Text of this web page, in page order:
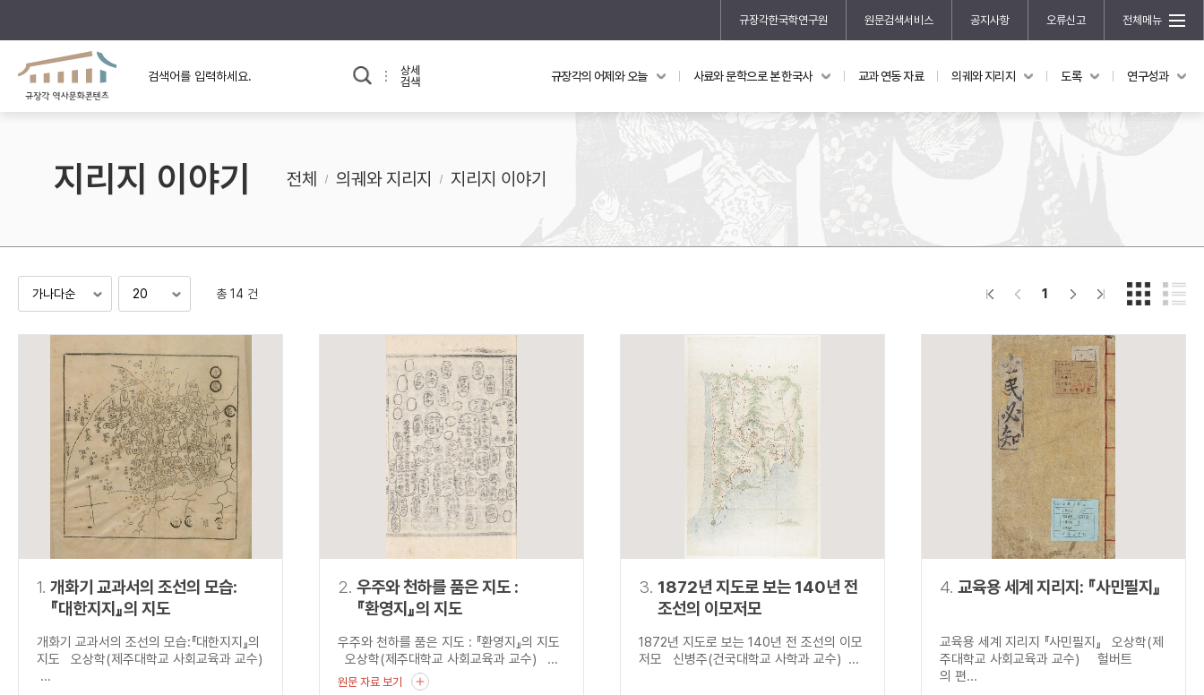
규장각한국학연구원 원문검색서비스 공지사항 오류신고 전체메뉴
규장각의 어제와 오늘
규장각 소개영상
사료와 문학으로 본
고대
고려
조선 후기
교과 연동 자료 의궤와 지리지 도록 연구성과
신진학자 초청 연구교류 사업
규장각-산기 연구비 지원 사업
기획연구
홍재 한국학 펠로십 프로그램
상세
검색
검색 연산자 사용안내
연산자 설명
AND 정조 AND 정약용
“정조”와 “정약용”이 동시에 포함된 자료를 검
OR 정조 OR 정약용 “정조” 또는 “정약용”이 포함된 자료를 검색
NOT 정조 NOT 정약용
“정조”가 나온 후 “정약용”이 나오지 않는 자
동시에 여러 개의 연산자를 사용할 수 있습니다.
규장각의 어제와 오늘 사료와 문학으로 본 한국사 교과 연동 자료 의궤와 지리지 도록 연구성과
지리지 이야기 전체 의궤와 지리지 지리지 이야기
총 14 건 1
1. 개화기 교과서의 조선의 모습:
『대한지지』의 지도
개화기 교과서의 조선의 모습:『대한지지』의
지도 오상학(제주대학교 사회교육과 교수)
...
2. 우주와 천하를 품은 지도 :
『환영지』의 지도
우주와 천하를 품은 지도 : 『환영지』의 지도
오상학(제주대학교 사회교육과 교수) ...
원문 자료 보기
3. 1872년 지도로 보는 140년 전
조선의 이모저모
1872년 지도로 보는 140년 전 조선의 이모
저모 신병주(건국대학교 사학과 교수) ...
4. 교육용 세계 지리지: 『사민필지』
교육용 세계 지리지 『사민필지』 오상학(제
주대학교 사회교육과 교수) 헐버트
의 편...